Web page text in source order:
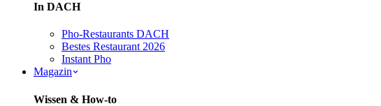
In DACH
Pho-Restaurants DACH
Bestes Restaurant 2026
Instant Pho
Magazin
Wissen & How-to